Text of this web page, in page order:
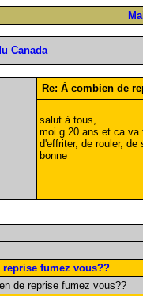
Canada
Re: À combien de
salut à tous,
moi g 20 ans et ca va
d'effriter, de rouler,
bonne
fumez vous??
de reprise fumez vous??